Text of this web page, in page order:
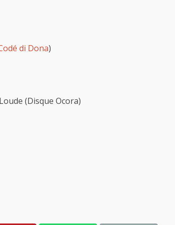
di Dona)
(Disque Ocora)